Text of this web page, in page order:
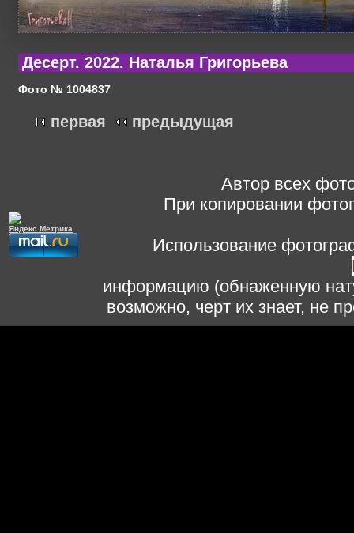
Десерт. 2022. Наталья Григорьева
Фото № 1004837
первая предыдущая
Автор всех
При копировании
Использование
информацию (обнаженную
возможно, черт их знает, не